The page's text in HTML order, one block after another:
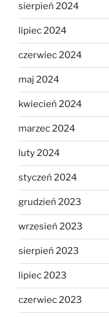
sierpień 2024
lipiec 2024
czerwiec 2024
maj 2024
kwiecień 2024
marzec 2024
luty 2024
styczeń 2024
grudzień 2023
wrzesień 2023
sierpień 2023
lipiec 2023
czerwiec 2023